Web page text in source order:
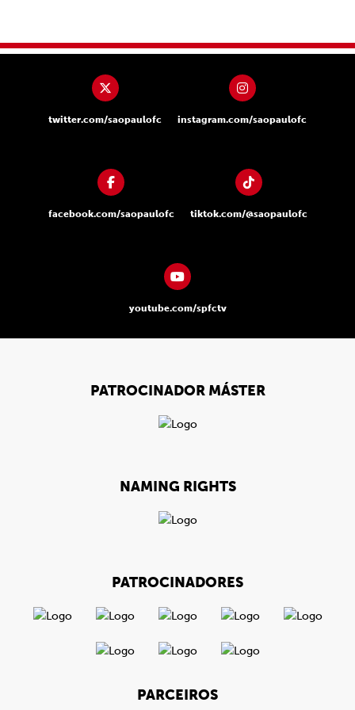
twitter.com/saopaulofc instagram.com/saopaulofc
facebook.com/saopaulofc tiktok.com/@saopaulofc
youtube.com/spfctv
PATROCINADOR MÁSTER
NAMING RIGHTS
PATROCINADORES
PARCEIROS